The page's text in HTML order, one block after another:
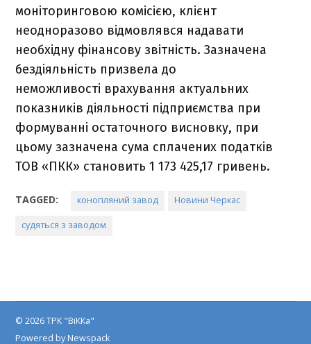
моніторинговою комісією, клієнт
неодноразово відмовлявся надавати
необхідну фінансову звітність. Зазначена
бездіяльність призвела до
неможливості врахування актуальних
показників діяльності підприємства при
формуванні остаточного висновку, при
цьому зазначена сума сплачених податків
ТОВ «ПКК» становить 1 173 425,17 гривень.
TAGGED: конопляний завод Новини Черкас
судяться з заводом
© 2026 ТРК "ВіККа"
Powered by Newspack